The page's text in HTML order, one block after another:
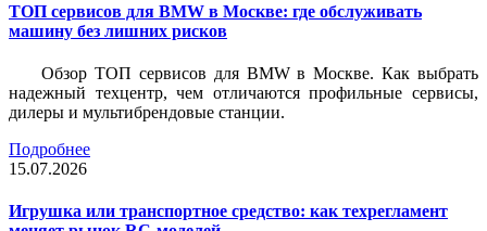
ТОП сервисов для BMW в Москве: где обслуживать
машину без лишних рисков
Обзор ТОП сервисов для BMW в Москве. Как выбрать
надежный техцентр, чем отличаются профильные сервисы,
дилеры и мультибрендовые станции.
Подробнее
15.07.2026
Игрушка или транспортное средство: как техрегламент